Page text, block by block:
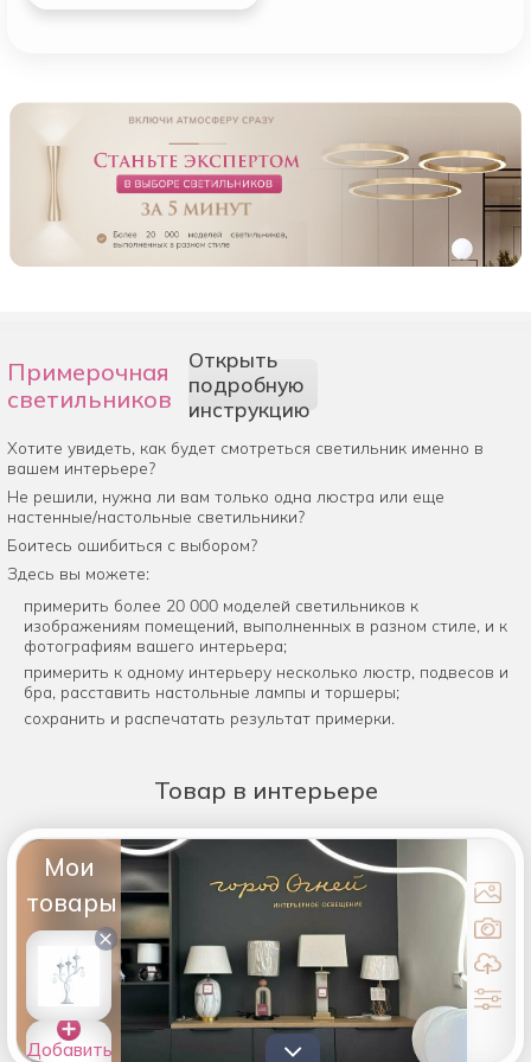
Примерочная
светильников
Открыть
подробную
инструкцию
Хотите увидеть, как будет смотреться светильник именно в
вашем интерьере?
Не решили, нужна ли вам только одна люстра или еще
настенные/настольные светильники?
Боитесь ошибиться с выбором?
Здесь вы можете:
примерить более 20 000 моделей светильников к
изображениям помещений, выполненных в разном стиле, и к
фотографиям вашего интерьера;
примерить к одному интерьеру несколько люстр, подвесов и
бра, расставить настольные лампы и торшеры;
сохранить и распечатать результат примерки.
Товар в интерьере
Мои
товары
×
Добавить